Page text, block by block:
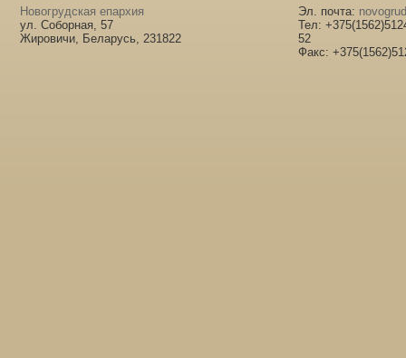
Новогрудская епархия
ул. Соборная, 57
Жировичи, Беларусь, 231822
Эл. почта:
Тел:
52
Факс: